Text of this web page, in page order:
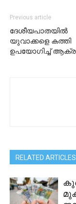
Previous article
ദേശീയപാതയിൽ
യുവാക്കളെ കത്തി
ഉപയോഗിച്ച്
RELATED ARTICLES